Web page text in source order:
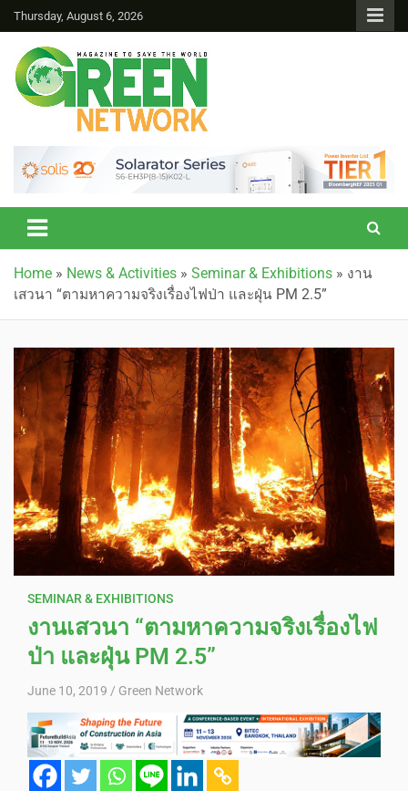
Thursday, August 6, 2026
Green Network
Home » News & Activities » Seminar & Exhibitions » งาน
เสวนา “ตามหาความจริงเรื่องไฟป่า และฝุ่น PM 2.5”
SEMINAR & EXHIBITIONS
งานเสวนา “ตามหาความจริงเรื่องไฟ
ป่า และฝุ่น PM 2.5”
June 10, 2019 Green Network